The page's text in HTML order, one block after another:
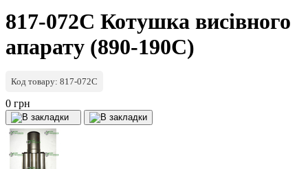
817-072C Котушка висівного
апарату (890-190C)
Код товару: 817-072C
0 грн